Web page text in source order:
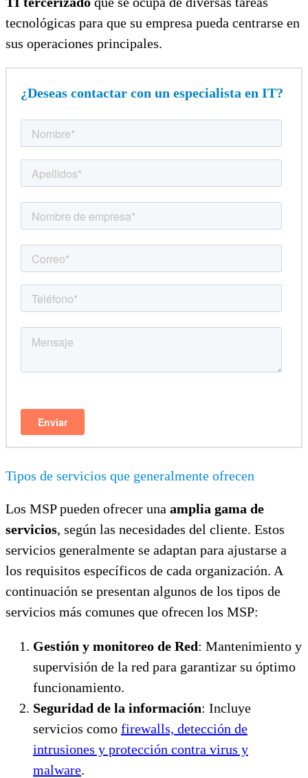
tecnológicas para que su empresa pueda centrarse en
sus operaciones principales.
¿Deseas contactar con un especialista en IT?
Tipos de servicios que generalmente ofrecen
Los MSP pueden ofrecer una amplia gama de
servicios, según las necesidades del cliente. Estos
servicios generalmente se adaptan para ajustarse a
los requisitos específicos de cada organización. A
continuación se presentan algunos de los tipos de
servicios más comunes que ofrecen los MSP:
Gestión y monitoreo de Red: Mantenimiento y
supervisión de la red para garantizar su óptimo
funcionamiento.
Seguridad de la información: Incluye
servicios como firewalls, detección de
intrusiones y protección contra virus y
malware.